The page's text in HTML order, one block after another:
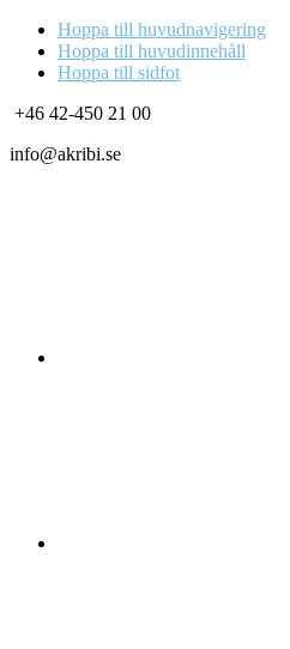
Hoppa till huvudnavigering
Hoppa till huvudinnehåll
Hoppa till sidfot
+46 42-450 21 00
info@akribi.se